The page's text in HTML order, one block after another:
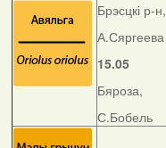
Брэсцкі р-н,
А.Сяргеева
15.05
Бяроза,
С.Бобель